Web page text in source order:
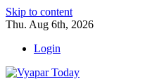
Skip to content
Thu. Aug 6th, 2026
Login